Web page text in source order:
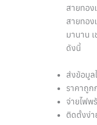
สายทอง
สายทอ
มานาน
ดังนี้
ส่งข้อมูล
ราคาถูก
จ่ายไฟพ
ติดตั้งง่า